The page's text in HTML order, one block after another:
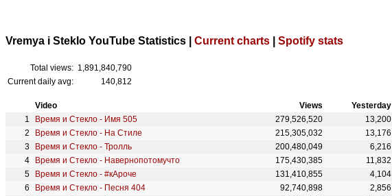
Vremya i Steklo YouTube Statistics | Current charts Spotify stats
Total views: 1,891,840,790
Current daily avg:
140,812
Video Views Yesterday
Время и Стекло - Имя 505
279,526,520 13,200
Время и Стекло - На Стиле
215,305,032 13,176
Время и Стекло - Тролль
200,480,049 6,216
Время и Стекло - Навернопотомучто
175,430,385 11,832
Время и Стекло - #кАроче
131,410,855 4,104
Время и Стекло - Песня 404
92,740,898 2,856